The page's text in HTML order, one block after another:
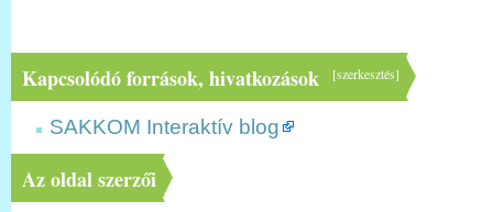
[szerkesztés]
Kapcsolódó források, hivatkozások
SAKKOM Interaktív blog
Az oldal szerzői